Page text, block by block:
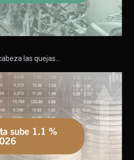
las quejas…